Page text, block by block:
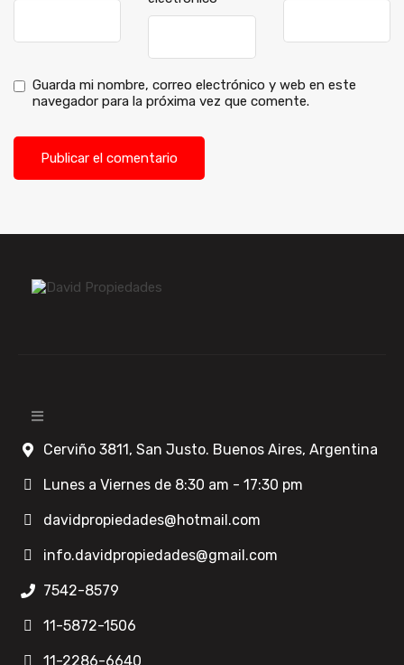
Guarda mi nombre, correo electrónico y web en este
navegador para la próxima vez que comente.
Cerviño 3811, San Justo. Buenos Aires, Argentina
Lunes a Viernes de 8:30 am - 17:30 pm
davidpropiedades@hotmail.com
info.davidpropiedades@gmail.com
7542-8579
11-5872-1506
11-2286-6640